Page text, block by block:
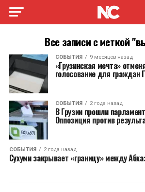
Все записи с меткой
СОБЫТИЯ 9 месяцев назад
«Грузинская мечта»
голосование для граждан
СОБЫТИЯ 2 года назад
В Грузии прошли
Оппозиция против
СОБЫТИЯ 2 года назад
Сухуми закрывает «границу» между